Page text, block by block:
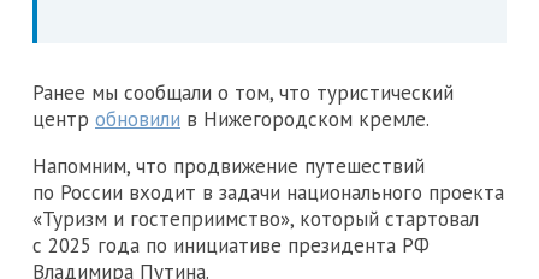
Ранее мы сообщали о том, что туристический
центр обновили в Нижегородском кремле.
Напомним, что продвижение путешествий
по России входит в задачи национального проекта
«Туризм и гостеприимство», который стартовал
с 2025 года по инициативе президента РФ
Владимира Путина.